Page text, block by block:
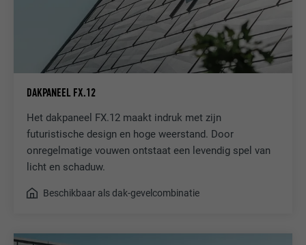
DAKPANEEL FX.12
Het dakpaneel FX.12 maakt indruk met zijn
futuristische design en hoge weerstand. Door
onregelmatige vouwen ontstaat een levendig spel van
licht en schaduw.
Beschikbaar als dak-gevelcombinatie